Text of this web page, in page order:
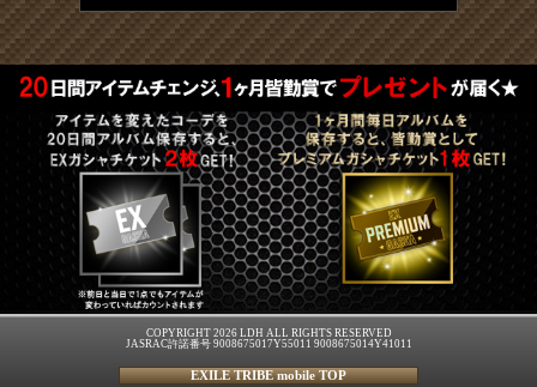
COPYRIGHT 2026 LDH ALL RIGHTS RESERVED
JASRAC許諾番号 9008675017Y55011 9008675014Y41011
EXILE TRIBE mobile TOP